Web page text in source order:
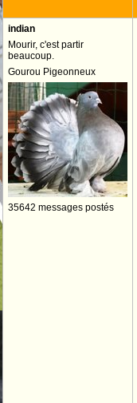
indian
Mourir, c'est partir
beaucoup.
Gourou Pigeonneux
35642 messages postés